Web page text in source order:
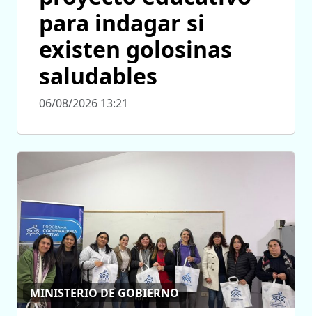
para indagar si
existen golosinas
saludables
06/08/2026 13:21
MINISTERIO DE GOBIERNO